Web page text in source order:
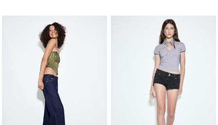
navel Stof: Comfort
verschillende kleuren.